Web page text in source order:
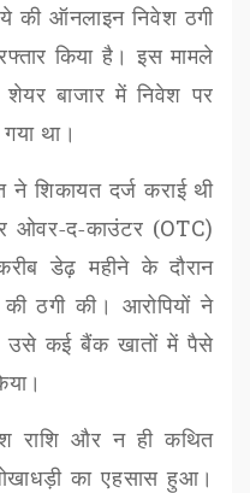
की ऑनलाइन निवेश ठगी
किया है। इस मामले
बाजार में निवेश पर
था।
ने शिकायत दर्ज कराई थी
ओवर-द-काउंटर (OTC)
डेढ़ महीने के दौरान
ठगी की। आरोपियों ने
उसे कई बैंक खातों में पैसे
राशि और न ही कथित
का एहसास हुआ।